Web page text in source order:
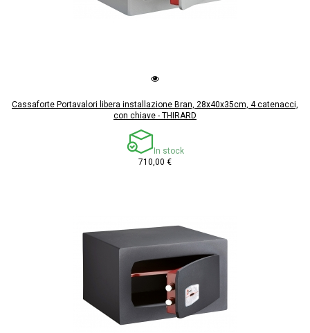
Cassaforte Portavalori libera installazione Bran, 28x40x35cm, 4 catenacci,
con chiave - THIRARD
In stock
710,00 €